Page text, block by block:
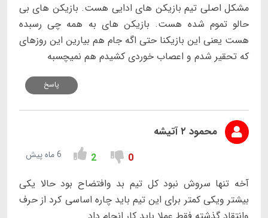
مشکل اصلی تیم بازیکن های ادایی هست. بازیکن های بی
حالو تموم شده هست. بازیکن های به همه چی رسبده
هست یعنی این بازیکنا حتی اگه جام هم بیارین این روزهای
که تحقیر شدم و اعصاب خوردی کشیدم هم نمیچسبه
پاسخ
محمود ۲ آتیشه
0
2 6 ماه پیش
آخه تنها سروش نبود کل تیم بد وافتضاح بود حالا یکی
بیشتر ویکی کمتر برای این تیم باید چاره اساسی کرد از حرف